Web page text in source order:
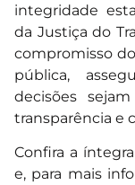
integridade
da Justiça do
compromisso
pública,
decisões
transparência e
Confira a
e, para mais